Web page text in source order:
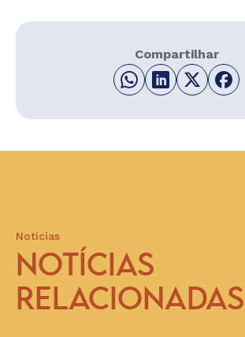
Compartilhar
Notícias
NOTÍCIAS
RELACIONADAS